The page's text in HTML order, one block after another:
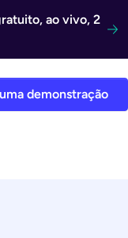
ao vivo, 2
demonstração